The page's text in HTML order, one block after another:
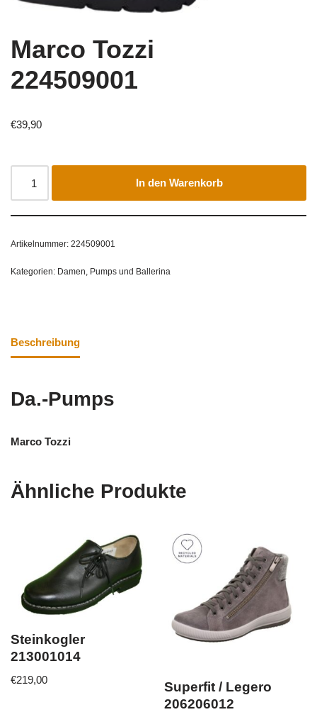
Marco Tozzi
224509001
€39,90
In den Warenkorb
Artikelnummer: 224509001
Kategorien: Damen, Pumps und Ballerina
Beschreibung
Da.-Pumps
Marco Tozzi
Ähnliche Produkte
Steinkogler
213001014
€219,00
Superfit / Legero
206206012